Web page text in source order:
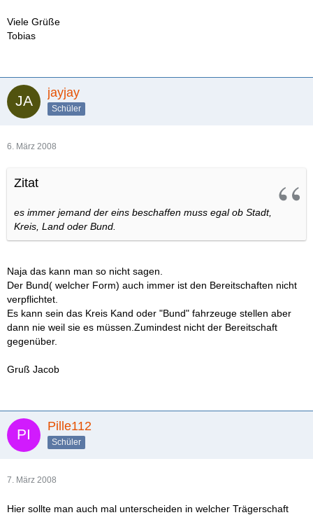
Viele Grüße
Tobias
jayjay
Schüler
6. März 2008
Zitat
es immer jemand der eins beschaffen muss egal ob Stadt,
Kreis, Land oder Bund.
Naja das kann man so nicht sagen.
Der Bund( welcher Form) auch immer ist den Bereitschaften nicht
verpflichtet.
Es kann sein das Kreis Kand oder "Bund" fahrzeuge stellen aber
dann nie weil sie es müssen.Zumindest nicht der Bereitschaft
gegenüber.
Gruß Jacob
Pille112
Schüler
7. März 2008
Hier sollte man auch mal unterscheiden in welcher Trägerschaft